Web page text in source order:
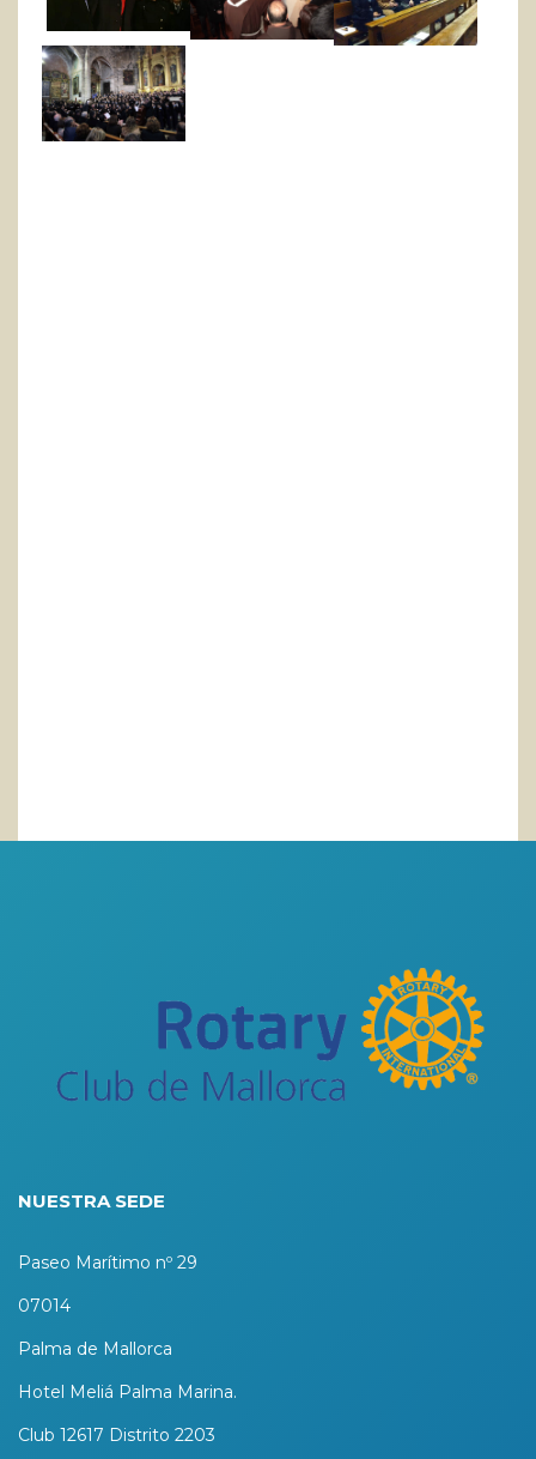
NUESTRA SEDE
Paseo Marítimo nº 29
07014
Palma de Mallorca
Hotel Meliá Palma Marina.
Club 12617 Distrito 2203